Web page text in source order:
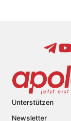
Unterstützen
Newsletter